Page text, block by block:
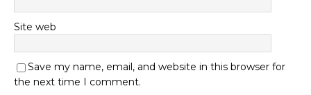
Site web
Save my name, email, and website in this browser for
the next time I comment.